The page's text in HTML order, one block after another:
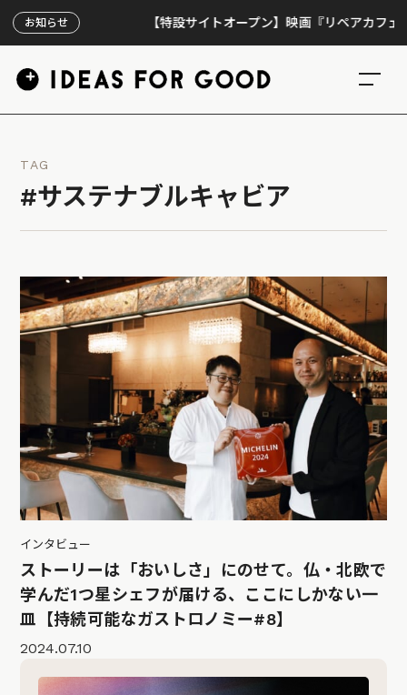
お知らせ 【特設サイトオープン】映画『リペアカフェ』、
TAG
#サステナブルキャビア
インタビュー
ストーリーは「おいしさ」にのせて。仏・北欧で
学んだ1つ星シェフが届ける、ここにしかない一
皿【持続可能なガストロノミー#8】
2024.07.10